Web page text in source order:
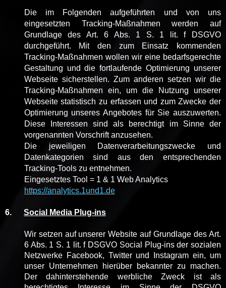
Die im Folgenden aufgeführten und von uns
eingesetzten Tracking-Maßnahmen werden auf
Grundlage des Art. 6 Abs. 1 S. 1 lit. f DSGVO
durchgeführt. Mit den zum Einsatz kommenden
Tracking-Maßnahmen wollen wir eine bedarfsgerechte
Gestaltung und die fortlaufende Optimierung unserer
Webseite sicherstellen. Zum anderen setzen wir die
Tracking-Maßnahmen ein, um die Nutzung unserer
Webseite statistisch zu erfassen und zum Zwecke der
Optimierung unseres Angebotes für Sie auszuwerten.
Diese Interessen sind als berechtigt im Sinne der
vorgenannten Vorschrift anzusehen.
Die jeweiligen Datenverarbeitungszwecke und
Datenkategorien sind aus den entsprechenden
Tracking-Tools zu entnehmen.
Eingesetztes Tool = 1 & 1 Web Analytics
https://analytics.1und1.de
6. Social Media Plug-ins
Wir setzen auf unserer Website auf Grundlage des Art.
6 Abs. 1 S. 1 lit. f DSGVO Social Plug-ins der sozialen
Netzwerke Facebook, Twitter und Instagram ein, um
unser Unternehmen hierüber bekannter zu machen.
Der dahinterstehende werbliche Zweck ist als